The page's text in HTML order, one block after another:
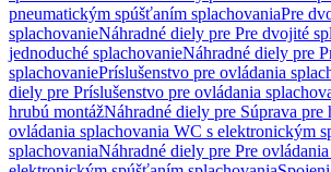
pneumatickým spúšťaním splachovaniaPre
splachovanieNáhradné diely pre Pre dvojité
jednoduché splachovanieNáhradné diely pre
splachovaniePríslušenstvo pre ovládania
diely pre Príslušenstvo pre ovládania
hrubú montážNáhradné diely pre Súprava pre
ovládania splachovania WC s elektronickým
splachovaniaNáhradné diely pre Pre